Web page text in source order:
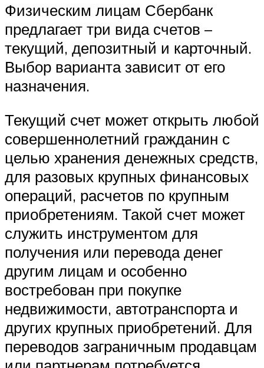
Физическим лицам Сбербанк
предлагает три вида счетов –
текущий, депозитный и карточный.
Выбор варианта зависит от его
назначения.
Текущий счет может открыть любой
совершеннолетний гражданин с
целью хранения денежных средств,
для разовых крупных финансовых
операций, расчетов по крупным
приобретениям. Такой счет может
служить инструментом для
получения или перевода денег
другим лицам и особенно
востребован при покупке
недвижимости, автотранспорта и
других крупных приобретений. Для
переводов заграничным продавцам